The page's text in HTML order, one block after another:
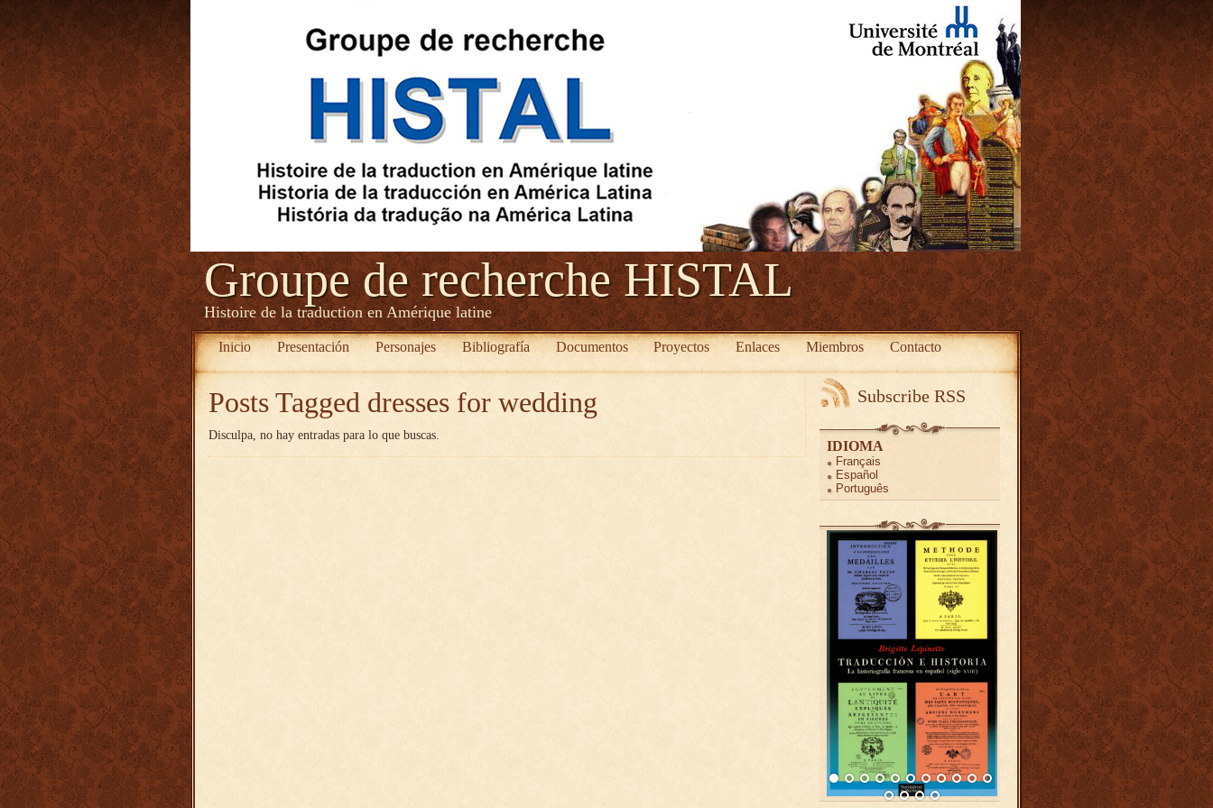
Groupe de recherche HISTAL
Histoire de la traduction en Amérique latine
Inicio Presentación Personajes Bibliografía Documentos Proyectos Enlaces Miembros Contacto
Posts Tagged dresses for wedding
Disculpa, no hay entradas para lo que buscas.
Subscribe RSS
IDIOMA
Français
Español
Português